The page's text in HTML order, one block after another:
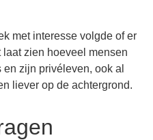
met interesse volgde of er
zien hoeveel mensen
zijn privéleven, ook al
liever op de achtergrond.